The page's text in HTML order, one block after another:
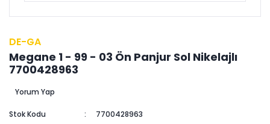
DE-GA
Megane 1 - 99 - 03 Ön Panjur Sol Nikelajlı
7700428963
Yorum Yap
Stok Kodu
7700428963